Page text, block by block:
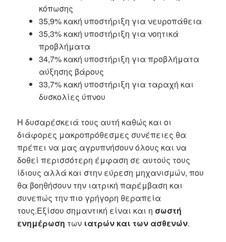
κόπωσης
35,9% κακή υποστήριξη για νευροπάθεια
35,3% κακή υποστήριξη για νοητικά
προβλήματα
34,7% κακή υποστήριξη για προβλήματα
αύξησης βάρους
33,7% κακή υποστήριξη για ταραχή και
δυσκολίες ύπνου
Η δυσαρέσκειά τους αυτή καθώς και οι
διάφορες μακροπρόθεσμες συνέπειες θα
πρέπει να μας αγρυπνήσουν όλους και να
δοθεί περισσότερη έμφαση σε αυτούς τους
ίδιους αλλά και στην εύρεση μηχανισμών, που
θα βοηθήσουν την ιατρική παρέμβαση και
συνεπώς την πιο γρήγορη θεραπεία
τους.Εξίσου σημαντική είναι και η σωστή
ενημέρωση των ιατρών και των ασθενών.